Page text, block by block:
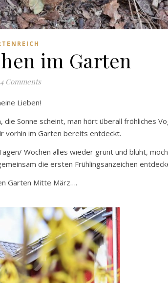
im Garten
4 Comments
Lieben!
Sonne scheint, man hört überall fröhliches
vorhin im Garten bereits entdeckt.
Wochen alles wieder grünt und blüht,
die ersten Frühlingsanzeichen
Garten Mitte März….